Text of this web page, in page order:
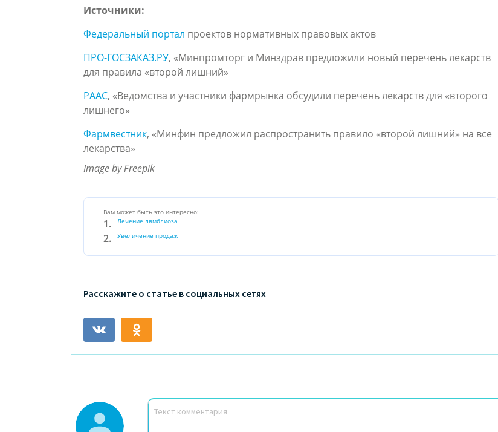
Источники:
Федеральный портал проектов нормативных правовых актов
ПРО-ГОСЗАКАЗ.РУ, «Минпромторг и Минздрав предложили новый перечень лекарств
для правила «второй лишний»
РААС, «Ведомства и участники фармрынка обсудили перечень лекарств для «второго
лишнего»
Фармвестник, «Минфин предложил распространить правило «второй лишний» на все
лекарства»
Image by Freepik
Вам может быть это интересно:
Лечение лямблиоза
Увеличение продаж
Расскажите о статье в социальных сетях